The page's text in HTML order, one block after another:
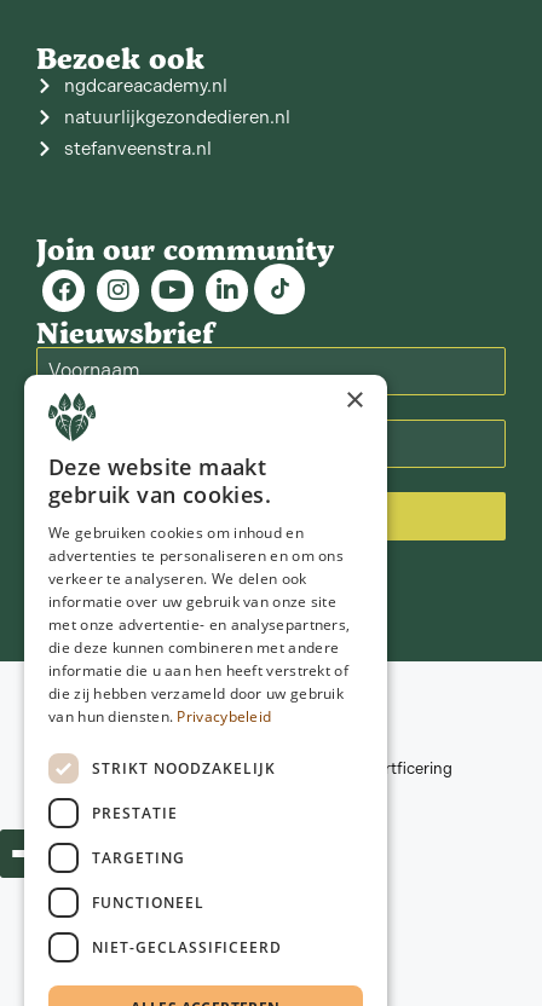
Bezoek ook
ngdcareacademy.nl
natuurlijkgezondedieren.nl
stefanveenstra.nl
Join our community
Nieuwsbrief
Voorwaarden
Kwaliteitscriteria en certficering
×
Deze website maakt
gebruik van cookies.
We gebruiken cookies om inhoud en
advertenties te personaliseren en om ons
verkeer te analyseren. We delen ook
informatie over uw gebruik van onze site
met onze advertentie- en analysepartners,
die deze kunnen combineren met andere
informatie die u aan hen heeft verstrekt of
die zij hebben verzameld door uw gebruik
van hun diensten. Privacybeleid
STRIKT NOODZAKELIJK
PRESTATIE
TARGETING
FUNCTIONEEL
NIET-GECLASSIFICEERD